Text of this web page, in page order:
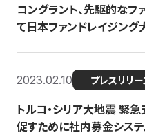
コングラント、先駆的なフ
て日本ファンドレイジン
2023.02.10 プレスリリー
トルコ・シリア大地震 緊
促すために社内募金システ